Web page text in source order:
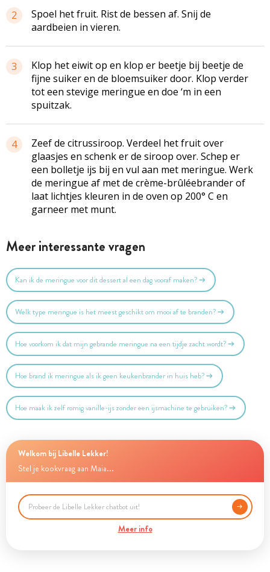
2
Spoel het fruit. Rist de bessen af. Snij de
aardbeien in vieren.
3
Klop het eiwit op en klop er beetje bij beetje de
fijne suiker en de bloemsuiker door. Klop verder
tot een stevige meringue en doe ‘m in een
spuitzak.
4
Zeef de citrussiroop. Verdeel het fruit over
glaasjes en schenk er de siroop over. Schep er
een bolletje ijs bij en vul aan met meringue. Werk
de meringue af met de crème-brûléebrander of
laat lichtjes kleuren in de oven op 200° C en
garneer met munt.
Meer interessante vragen
Kan ik de meringue voor dit dessert al een dag vooraf maken?
Welk type meringue is het meest geschikt om mooi af te branden?
Hoe voorkom ik dat mijn gebrande meringue na een tijdje zacht wordt?
Hoe brand ik meringue als ik geen keukenbrander in huis heb?
Hoe maak ik zelf romig vanille-ijs zonder een ijsmachine te gebruiken?
Welkom bij Libelle Lekker!
Stel je kookvraag aan Maia...
Meer info